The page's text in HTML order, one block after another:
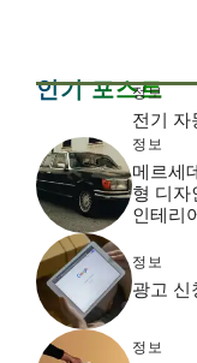
인기 포스트
정보
전기 자
정보
메르세
형 디자
인테리
정보
광고 신
정보